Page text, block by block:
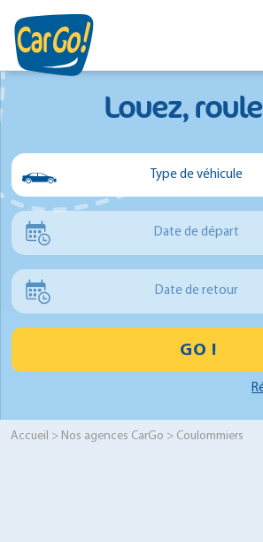
Louez,
Type de véhicule
Voiture
Date de départ
Date de retour
GO !
Accueil > Nos agences CarGo > Coulommiers